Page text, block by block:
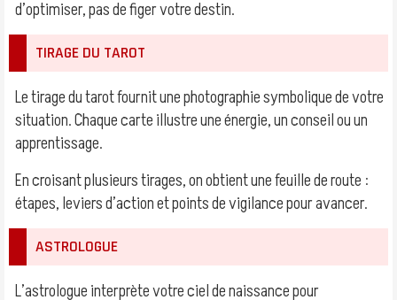
d’optimiser, pas de figer votre destin.
TIRAGE DU TAROT
Le tirage du tarot fournit une photographie symbolique de votre
situation. Chaque carte illustre une énergie, un conseil ou un
apprentissage.
En croisant plusieurs tirages, on obtient une feuille de route :
étapes, leviers d’action et points de vigilance pour avancer.
ASTROLOGUE
L’astrologue interprète votre ciel de naissance pour